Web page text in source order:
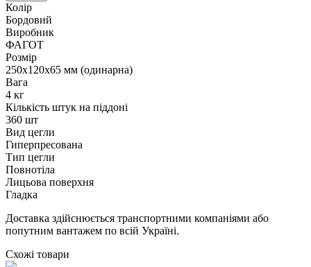
Колір
Бордовий
Виробник
ФАГОТ
Розмір
250х120х65 мм (одинарна)
Вага
4 кг
Кількість штук на піддоні
360 шт
Вид цегли
Гиперпресована
Тип цегли
Повнотіла
Лицьова поверхня
Гладка
Доставка здійснюється транспортними компаніями або
попутним вантажем по всій Україні.
Схожі товари